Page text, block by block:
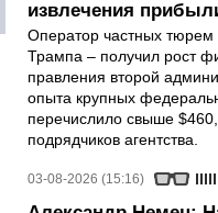
извлечения
Оператор частных тюрем
Трампа – получил рост
правления второй
опыта крупных
перечислило свыше
подрядчиков агентства.
03-08-2026 (15:16)